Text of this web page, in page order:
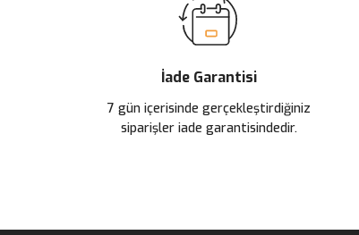
İade Garantisi
7 gün içerisinde gerçekleştirdiğiniz
siparişler iade garantisindedir.